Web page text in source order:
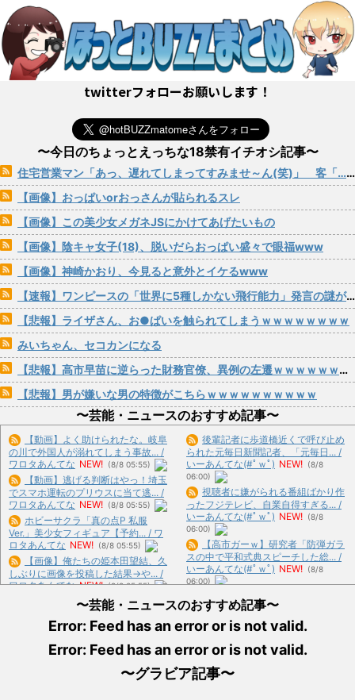
twitterフォローお願いします！
〜今日のちょっとえっちな18禁有イチオシ記事〜
住宅営業マン「あっ、遅れてしまってすみませ～ん(笑)」 客「…今日、契約日ですよね？」→こうなるwww
【画像】おっぱいorおっさんが貼られるスレ
【画像】この美少女メガネJSにかけてあげたいもの
【画像】陰キャ女子(18)、脱いだらおっぱい盛々で眼福www
【画像】神崎かおり、今見ると意外とイケるwww
【速報】ワンピースの「世界に5種しかない飛行能力」発言の謎が解けるWWW
【悲報】ライザさん、お●ぱいを触られてしまうｗｗｗｗｗｗｗｗ
みいちゃん、セコカンになる
【悲報】高市早苗に逆らった財務官僚、異例の左遷ｗｗｗｗｗｗｗｗ
【悲報】男が嫌いな男の特徴がこちらｗｗｗｗｗｗｗｗｗｗ
〜芸能・ニュースのおすすめ記事〜
【動画】よく助けられたな。岐阜
の川で外国人が溺れてしまう事故... /
ワロタあんてな NEW! (8/8 05:55)
【動画】逃げる判断はやっ！埼玉
でスマホ運転のプリウスに当て逃... /
ワロタあんてな NEW! (8/8 05:55)
ホビーサクラ「真の点P 私服
Ver.」美少女フィギュア【予約... / ワ
ロタあんてな NEW! (8/8 05:55)
【画像】俺たちの姫本田望結、久
しぶりに画像を投稿した結果→や... /
ワロタあんてな NEW! (8/8 05:55)
【仰天】X、メンエス嬢とラウン
ジ嬢が熾烈な女の争いを繰り広げ... /
ワロタあんてな NEW! (8/8 05:55)
を誤摘出された50代女性、手足... / お
(8/8 05:19)
後輩記者に歩道橋近くで呼び止め
られた元毎日新聞記者、「元毎日... /
いーあんてな(#ﾟｗﾟ) NEW! (8/8
06:00)
視聴者に嫌がられる番組ばかり作
ったフジテレビ、自業自得すぎる... /
いーあんてな(#ﾟｗﾟ) NEW! (8/8
06:00)
【高市ガーｗ】研究者「防弾ガラ
スの中で平和式典スピーチした総... /
いーあんてな(#ﾟｗﾟ) NEW! (8/8
06:00)
日本の古典作品が”現代にふさわ
しい表現”に強制変更される事態... / い
ーあんてな(#ﾟｗﾟ) NEW! (8/8 06:00)
【動画】へずまりゅう議員、熊本
ーあんてな(#ﾟｗﾟ)
〜芸能・ニュースのおすすめ記事〜
Error: Feed has an error or is not valid.
Error: Feed has an error or is not valid.
〜グラビア記事〜